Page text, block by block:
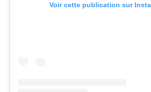
Voir cette publication sur